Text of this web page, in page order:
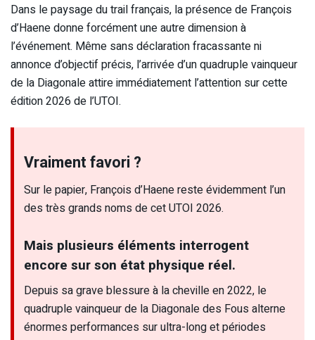
Dans le paysage du trail français, la présence de François
d’Haene donne forcément une autre dimension à
l’événement. Même sans déclaration fracassante ni
annonce d’objectif précis, l’arrivée d’un quadruple vainqueur
de la Diagonale attire immédiatement l’attention sur cette
édition 2026 de l’UTOI.
Vraiment favori ?
Sur le papier, François d’Haene reste évidemment l’un
des très grands noms de cet UTOI 2026.
Mais plusieurs éléments interrogent
encore sur son état physique réel.
Depuis sa grave blessure à la cheville en 2022, le
quadruple vainqueur de la Diagonale des Fous alterne
énormes performances sur ultra-long et périodes